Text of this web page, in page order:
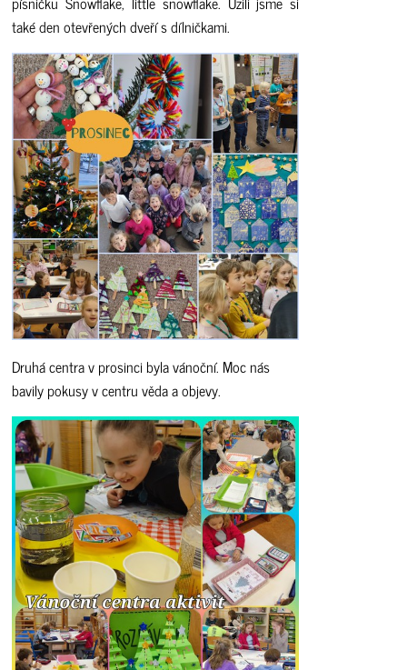
také den otevřených dveří s dílničkami.
Druhá centra v prosinci byla vánoční. Moc nás
bavily pokusy v centru věda a objevy.